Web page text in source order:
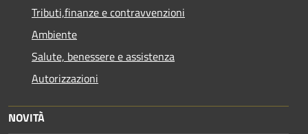
Tributi,finanze e contravvenzioni
Ambiente
Salute, benessere e assistenza
Autorizzazioni
NOVITÀ